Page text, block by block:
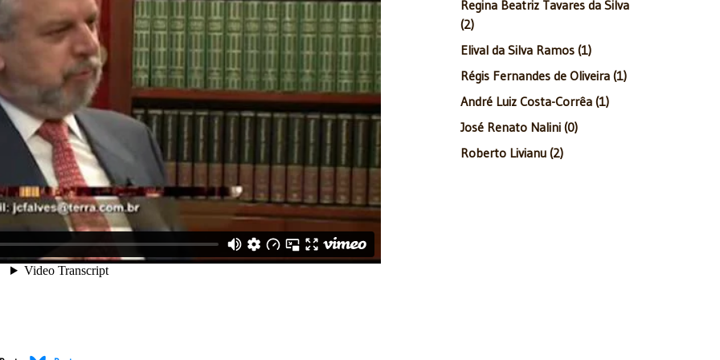
Regina Beatriz Tavares da Silva
(2)
Elival da Silva Ramos (1)
Régis Fernandes de Oliveira (1)
André Luiz Costa-Corrêa (1)
José Renato Nalini (0)
Roberto Livianu (2)